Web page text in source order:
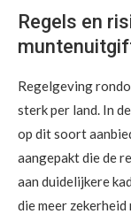
Regels en
Regelgeving
sterk per land. In
op dit soort
aangepakt die de
aan duidelijkere
die meer